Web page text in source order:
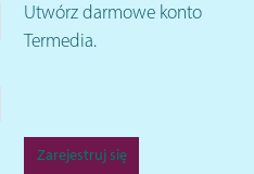
Utwórz darmowe konto
Termedia.
Zarejestruj się